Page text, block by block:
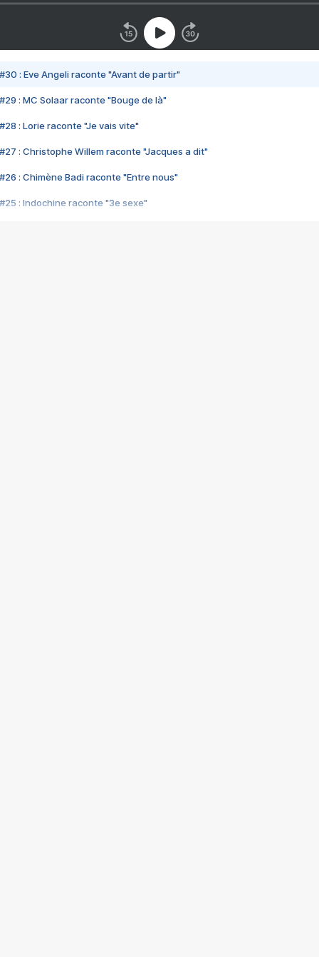
#30 : Eve Angeli raconte "Avant de partir"
#29 : MC Solaar raconte "Bouge de là"
#28 : Lorie raconte "Je vais vite"
#27 : Christophe Willem raconte "Jacques a dit"
#26 : Chimène Badi raconte "Entre nous"
#25 : Indochine raconte "3e sexe"